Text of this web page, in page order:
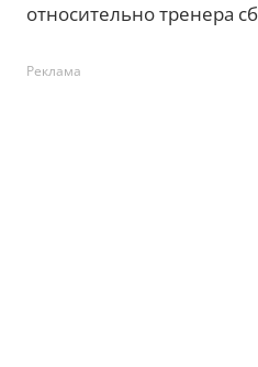
относительно тренера
Реклама